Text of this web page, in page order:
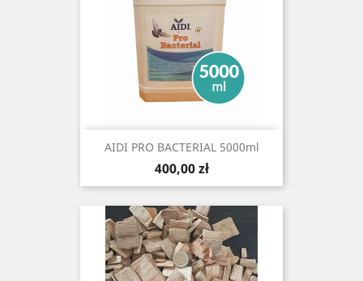
AIDI PRO BACTERIAL 5000ml
Cena
400,00 zł